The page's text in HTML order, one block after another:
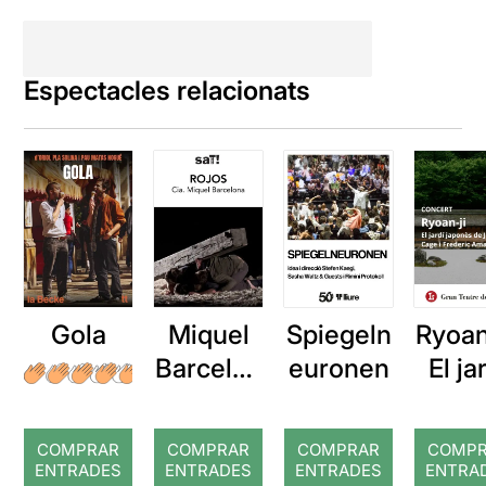
Espectacles relacionats
Gola
COMPRAR
ENTRADES
Miquel
Barcelon
COMPRAR
ENTRADES
Spiegeln
euronen
COMPRAR
ENTRADES
El
de